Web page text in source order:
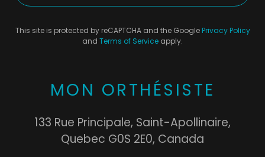
This site is protected by reCAPTCHA and the Google Privacy Policy
and Terms of Service apply.
MON ORTHÉSISTE
133 Rue Principale, Saint-Apollinaire,
Quebec G0S 2E0, Canada